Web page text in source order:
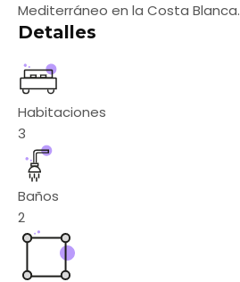
Mediterráneo en la Costa Blanca.
Detalles
Habitaciones
3
Baños
2